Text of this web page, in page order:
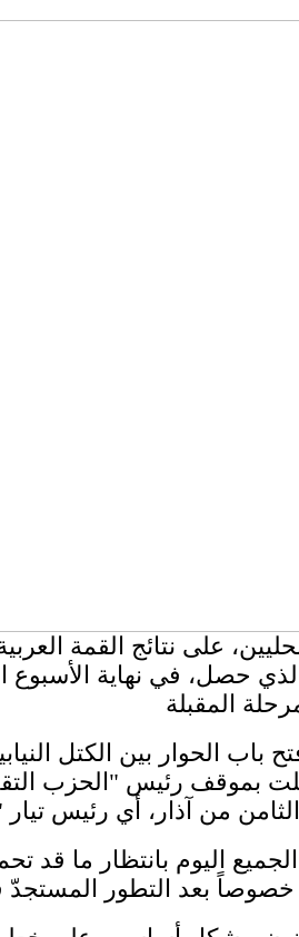
على نتائج القمة
الذي حصل، في نهاية
الحوار بين ​الكتل
بموقف رئيس "الحزب
اليوم بانتظار ما قد